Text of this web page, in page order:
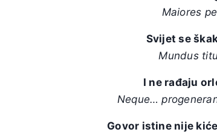
Maiores
Svijet se
Mundus
I ne rađaju
Neque…
Govor istine nije